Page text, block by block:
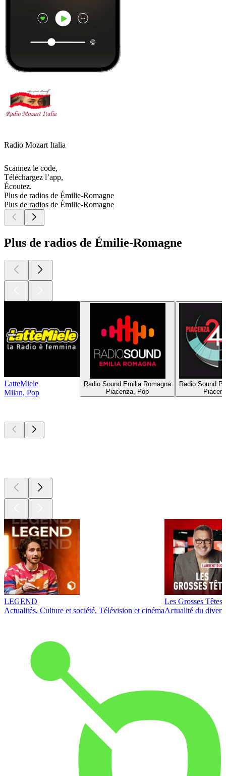
Radio Mozart Italia
Scannez le code,
Téléchargez l’app,
Écoutez.
Plus de radios de Émilie-Romagne
Plus de radios de Émilie-Romagne
Plus de radios de Émilie-Romagne
LatteMiele
Milan, Pop
Radio Sound Emilia Romagna
Piacenza, Pop
Radio Sound
LEGEND
Actualités, Culture et société, Télévision et cinéma
Les Grosses Têtes
Actualité du